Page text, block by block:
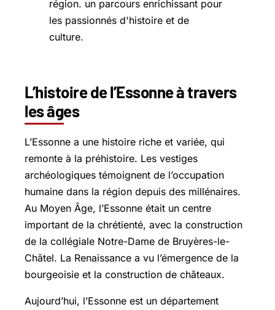
L’histoire de l’Essonne à travers
les âges
L’Essonne a une histoire riche et variée, qui
remonte à la préhistoire. Les vestiges
archéologiques témoignent de l’occupation
humaine dans la région depuis des millénaires.
Au Moyen Âge, l’Essonne était un centre
important de la chrétienté, avec la construction
de la collégiale Notre-Dame de Bruyères-le-
Châtel. La Renaissance a vu l’émergence de la
bourgeoisie et la construction de châteaux.
Aujourd’hui, l’Essonne est un département